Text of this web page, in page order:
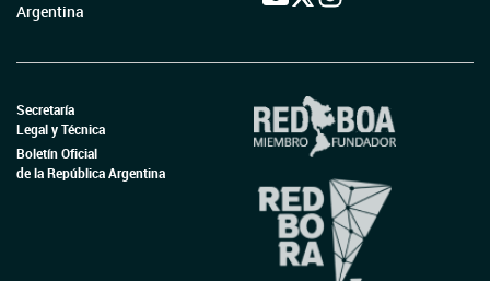
Argentina
Secretaría
Legal y Técnica
Boletín Oficial
de la República Argentina